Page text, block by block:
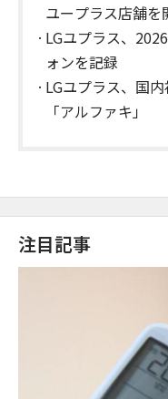
ユープラス店舗を
LGユプラス、
ォンを記録
LGユプラス、国
「アルファキ」
注目記事